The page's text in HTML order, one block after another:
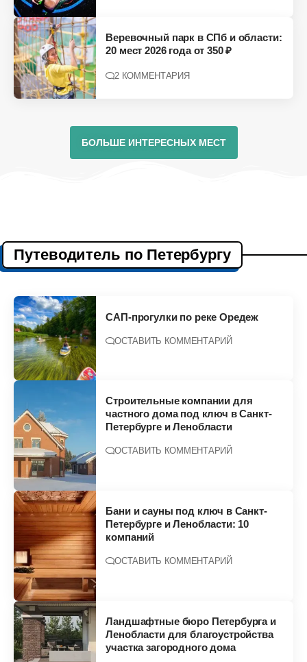
Веревочный парк в СПб и области:
20 мест 2026 года от 350 ₽
2 КОММЕНТАРИЯ
БОЛЬШЕ ИНТЕРЕСНЫХ МЕСТ
Путеводитель по Петербургу
САП-прогулки по реке Оредеж
ОСТАВИТЬ КОММЕНТАРИЙ
Строительные компании для
частного дома под ключ в Санкт-
Петербурге и Ленобласти
ОСТАВИТЬ КОММЕНТАРИЙ
Бани и сауны под ключ в Санкт-
Петербурге и Ленобласти: 10
компаний
ОСТАВИТЬ КОММЕНТАРИЙ
Ландшафтные бюро Петербурга и
Ленобласти для благоустройства
участка загородного дома